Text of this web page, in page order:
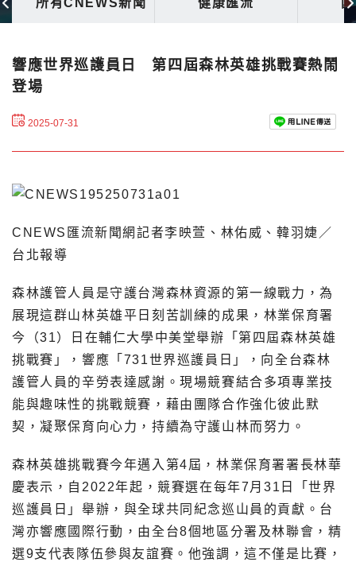
響應世界巡護員日 第四屆森林英雄挑戰賽熱鬧
登場
2025-07-31
CNEWS匯流新聞網記者李映萱、林佑威、韓羽婕／
台北報導
森林護管人員是守護台灣森林資源的第一線戰力，為
展現這群山林英雄平日刻苦訓練的成果，林業保育署
今（31）日在輔仁大學中美堂舉辦「第四屆森林英雄
挑戰賽」，響應「731世界巡護員日」，向全台森林
護管人員的辛勞表達感謝。現場競賽結合多項專業技
能與趣味性的挑戰競賽，藉由團隊合作強化彼此默
契，凝聚保育向心力，持續為守護山林而努力。
森林英雄挑戰賽今年邁入第4屆，林業保育署署長林華
慶表示，自2022年起，競賽選在每年7月31日「世界
巡護員日」舉辦，與全球共同紀念巡山員的貢獻。台
灣亦響應國際行動，由全台8個地區分署及林聯會，精
選9支代表隊伍參與友誼賽。他強調，這不僅是比賽，